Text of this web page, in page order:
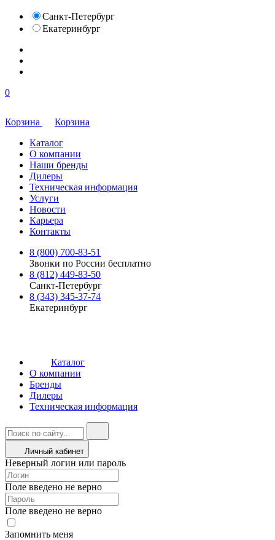
Санкт-Петербург
Екатеринбург
0
Корзина
Корзина
Каталог
О компании
Наши бренды
Дилеры
Техническая информация
Услуги
Новости
Карьера
Контакты
8 (800) 700-83-51
Звонки по России бесплатно
8 (812) 449-83-50
Санкт-Петербург
8 (343) 345-37-74
Екатеринбург
Каталог
О компании
Бренды
Дилеры
Техническая информация
Личный кабинет
Неверный логин или пароль
Поле введено не верно
Поле введено не верно
Запомнить меня